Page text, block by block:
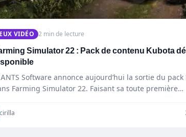
VIDÉO 2 min de lecture
Simulator 22 : Pack de contenu Kubota
Software annonce aujourd’hui la sortie du pack
Farming Simulator 22. Faisant sa toute première
cirilla